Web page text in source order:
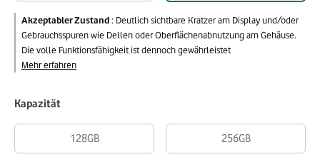
Akzeptabler Zustand: Deutlich sichtbare Kratzer am Display und/oder
Gebrauchsspuren wie Dellen oder Oberflächenabnutzung am Gehäuse.
Die volle Funktionsfähigkeit ist dennoch gewährleistet
Mehr erfahren
Kapazität
128GB 256GB